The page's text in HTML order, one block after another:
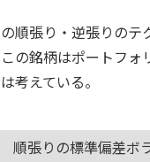
順張り・逆張りのテ
の銘柄はポートフォ
考えている。
順張りの標準偏差ボ